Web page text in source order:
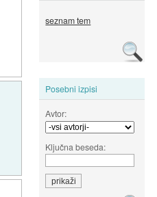
seznam tem
Posebni izpisi
Avtor:
Ključna beseda: